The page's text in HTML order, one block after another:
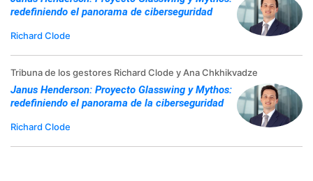
redefiniendo el panorama de ciberseguridad
Richard Clode
Tribuna de los gestores Richard Clode y Ana Chkhikvadze
Janus Henderson: Proyecto Glasswing y Mythos:
redefiniendo el panorama de la ciberseguridad
Richard Clode